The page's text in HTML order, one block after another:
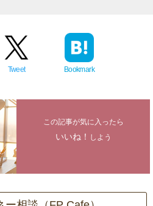
Tweet Bookmark
この記事が気に入ったら
いいね！ しよう